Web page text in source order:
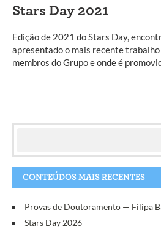
Stars Day 2021
Edição de 2021 do Stars Day,
apresentado o mais recente trabalho
membros do Grupo e onde é
CONTEÚDOS MAIS RECENTES
Provas de Doutoramento — Filipa
Stars Day 2026